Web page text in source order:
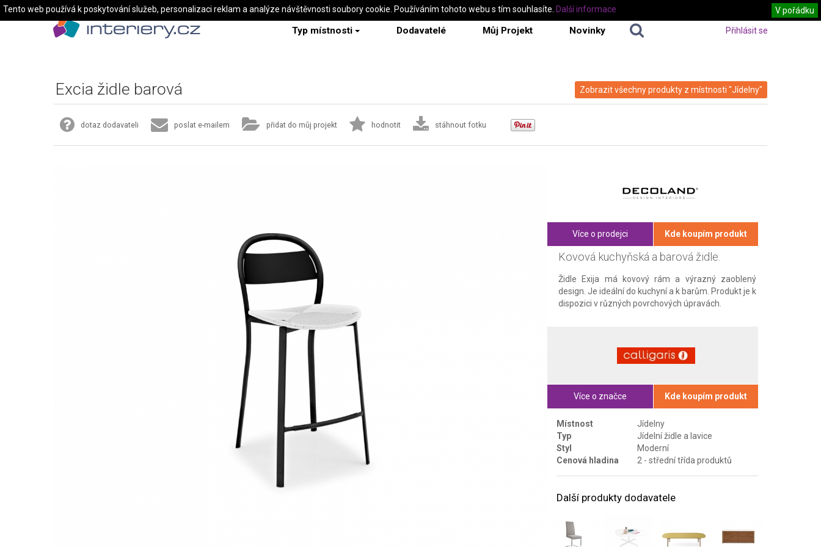
Typ místnosti Dodavatelé Můj Projekt Novinky Přihlásit se
Zobrazit všechny produkty z místnosti "Jídelny"
Excia židle barová
dotaz dodavateli poslat e-mailem přidat do můj projekt hodnotit stáhnout fotku
Více o prodejci Kde koupím produkt
Kovová kuchyňská a barová židle.
Židle Exija má kovový rám a výrazný zaoblený
design. Je ideální do kuchyní a k barům. Produkt je k
dispozici v různých povrchových úpravách.
Více o značce Kde koupím produkt
Místnost
Jídelny
Typ
Jídelní židle a lavice
Styl
Moderní
Cenová hladina
2 - střední třída produktů
Další produkty dodavatele
Tento web používá k poskytování služeb, personalizaci reklam a analýze návštěvnosti soubory cookie. Používáním tohoto webu s tím souhlasíte. V pořádku
Další informace